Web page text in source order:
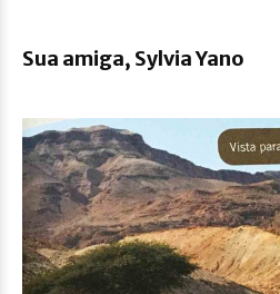
Sua amiga, Sylvia Yano